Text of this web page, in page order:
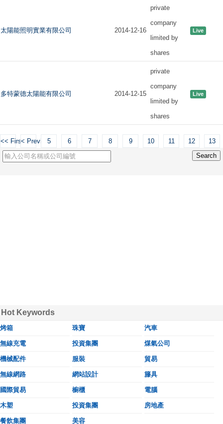
太陽能照明實業有限公司 2014-12-16
private
company
limited by
shares
Live
多特蒙德太陽能有限公司 2014-12-15
private
company
limited by
shares
Live
<< First< Previous
5 6 7 8 9 10 11 12 13
Hot Keywords
烤箱 珠寶 汽車
無線充電 投資集團 煤氣公司
機械配件 服裝 貿易
無線網路 網站設計 籐具
國際貿易 櫥櫃 電腦
木塑 投資集團 房地產
餐飲集團 美容